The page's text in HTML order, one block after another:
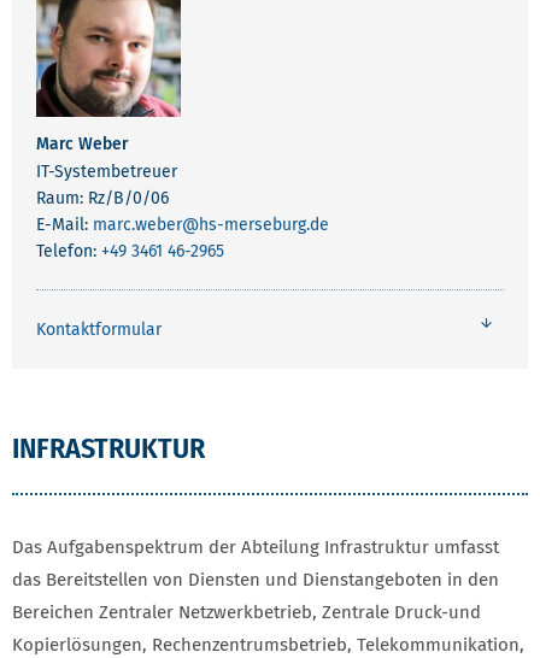
Marc Weber
IT-Systembetreuer
Raum: Rz/B/0/06
E-Mail: marc.weber@hs-merseburg.de
Telefon: +49 3461 46-2965
Kontaktformular
INFRASTRUKTUR
Das Aufgabenspektrum der Abteilung Infrastruktur umfasst
das Bereitstellen von Diensten und Dienstangeboten in den
Bereichen Zentraler Netzwerkbetrieb, Zentrale Druck-und
Kopierlösungen, Rechenzentrumsbetrieb, Telekommunikation,